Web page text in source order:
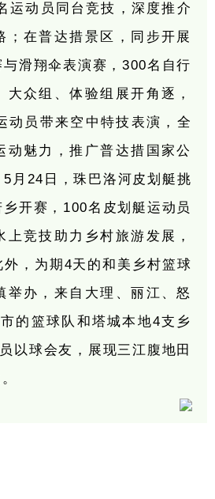
运动员同台竞技，深度推介
；在普达措景区，同步开展
滑翔伞表演赛，300名自行
大众组、体验组展开角逐，
动员带来空中特技表演，全
动魅力，推广普达措国家公
月24日，珠巴洛河皮划艇挑
开赛，100名皮划艇运动员
上竞技助力乡村旅游发展，
，为期4天的和美乡村篮球
举办，来自大理、丽江、怒
的篮球队和塔城本地4支乡
以球会友，展现三江腹地田